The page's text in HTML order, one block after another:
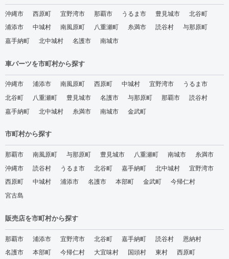
沖縄市 西原町 宜野湾市 那覇市 うるま市 豊見城市
北谷町
浦添市
中城村 南風原町 八重瀬町 糸満市 読谷村
与那原町
嘉手納町
北中城村 名護市 南城市
車パーツを市町村から探す
沖縄市 浦添市 南風原町 西原町 中城村 宜野湾市
うるま市
北谷町
八重瀬町 豊見城市 名護市 与那原町 那覇市
読谷村
嘉手納町
北中城村 糸満市 南城市 金武町
市町村から探す
那覇市 南風原町 与那原町 豊見城市 八重瀬町 南城市
糸満市
沖縄市
読谷村 うるま市 北谷町 嘉手納町 北中城村
宜野湾市
西原町
中城村 浦添市 名護市 本部町 金武町
今帰仁村
宮古島
販売店を市町村から探す
那覇市 浦添市 宜野湾市 北谷町 嘉手納町 読谷村
恩納村
名護市
本部町 今帰仁村 大宜味村 国頭村 東村
西原町